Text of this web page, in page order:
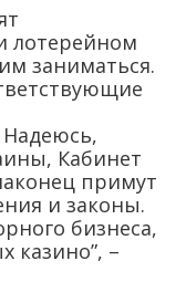
лотерейном
заниматься.
Кабинет
примут
и законы.
бизнеса,
казино”, –